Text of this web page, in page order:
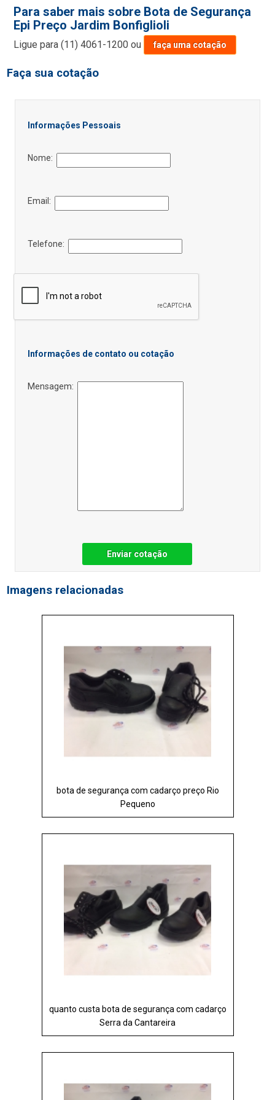
Para saber mais sobre Bota de Segurança
Epi Preço Jardim Bonfiglioli
Ligue para(11) 4061-1200 ou faça uma cotação
Faça sua cotação
Informações Pessoais
Nome:
Email:
Telefone:
Informações de contato ou cotação
Mensagem:
Enviar cotação
Imagens relacionadas
bota de segurança com cadarço preço Rio
Pequeno
quanto custa bota de segurança com cadarço
Serra da Cantareira